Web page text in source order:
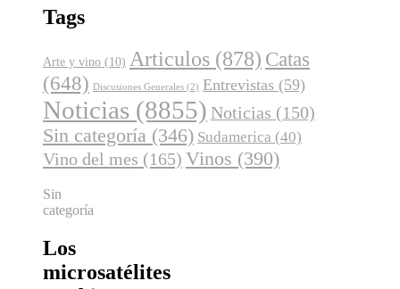
Tags
Arte y vino (10) Articulos (878) Catas
(648) Discusiones Generales (2) Entrevistas (59)
Noticias (8855) Noticias (150)
Sin categoría (346) Sudamerica (40)
Vino del mes (165) Vinos (390)
Sin
categoría
Los
microsatélites